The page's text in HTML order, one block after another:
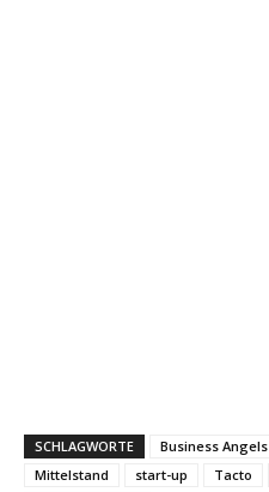
SCHLAGWORTE Business Angels
Mittelstand
start-up Tacto